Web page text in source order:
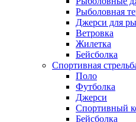
Рыболовная
Джерси для
Ветровка
Жилетка
Бейсболка
Спортивная
Поло
Футболка
Джерси
Спортивный
Бейсболка